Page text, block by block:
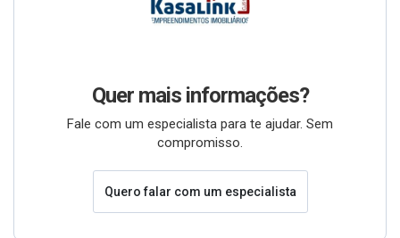
Quer mais informações?
Fale com um especialista para te ajudar. Sem
compromisso.
Quero falar com um especialista